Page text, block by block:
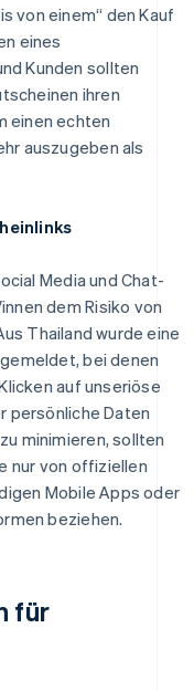
von einem“ den Kauf
eines
Kunden sollten
ihren
einen echten
auszugeben als
Media und Chat-
dem Risiko von
Thailand wurde eine
bei denen
auf unseriöse
persönliche Daten
minimieren, sollten
nur von offiziellen
Mobile Apps oder
beziehen.
für